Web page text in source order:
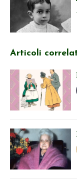
Articoli